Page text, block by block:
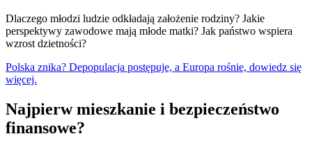
Dlaczego młodzi ludzie odkładają założenie rodziny? Jakie
perspektywy zawodowe mają młode matki? Jak państwo wspiera
wzrost dzietności?
Polska znika? Depopulacja postępuje, a Europa rośnie, dowiedz się
więcej.
Najpierw mieszkanie i bezpieczeństwo
finansowe?